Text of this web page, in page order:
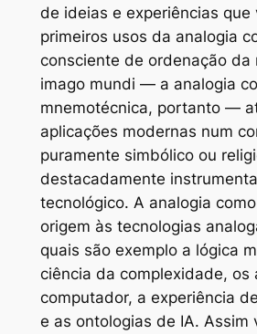
de ideias e experiências que
primeiros usos da analogia
consciente de ordenação da
imago mundi — a analogia
mnemotécnica, portanto —
aplicações modernas num
puramente simbólico ou
destacadamente
tecnológico. A analogia
origem às tecnologias
quais são exemplo a lógica
ciência da complexidade, os
computador, a experiência
e as ontologias de IA. Assim